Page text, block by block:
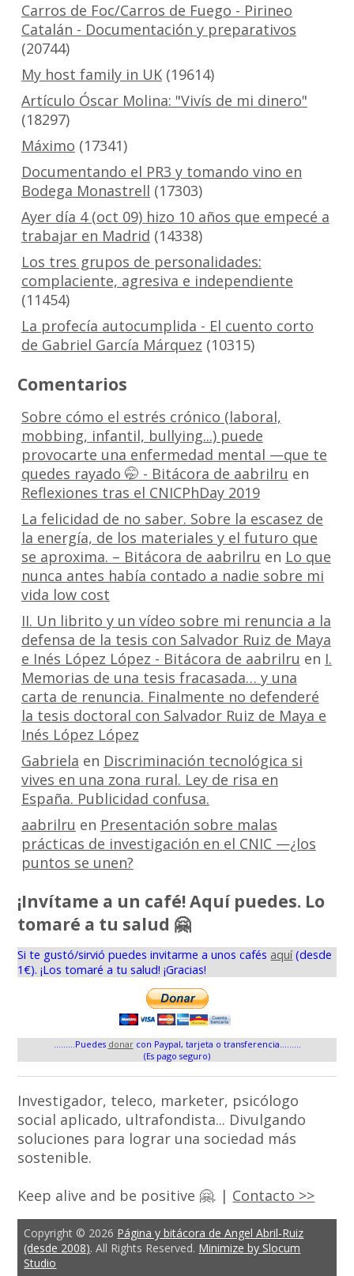
Carros de Foc/Carros de Fuego - Pirineo
Catalán - Documentación y preparativos
(20744)
My host family in UK(19614)
Artículo Óscar Molina: "Vivís de mi dinero"
(18297)
Máximo (17341)
Documentando el PR3 y tomando vino en
Bodega Monastrell (17303)
Ayer día 4 (oct 09) hizo 10 años que empecé a
trabajar en Madrid (14338)
Los tres grupos de personalidades:
complaciente, agresiva e independiente
(11454)
La profecía autocumplida - El cuento corto
de Gabriel García Márquez (10315)
Comentarios
Sobre cómo el estrés crónico (laboral,
mobbing, infantil, bullying...) puede
provocarte una enfermedad mental —que te
quedes rayado 🤭 - Bitácora de aabrilru en
Reflexiones tras el CNICPhDay 2019
La felicidad de no saber. Sobre la escasez de
la energía, de los materiales y el futuro que
se aproxima. – Bitácora de aabrilru en Lo que
nunca antes había contado a nadie sobre mi
vida low cost
II. Un librito y un vídeo sobre mi renuncia a la
defensa de la tesis con Salvador Ruiz de Maya
e Inés López López - Bitácora de aabrilru en I.
Memorias de una tesis fracasada… y una
carta de renuncia. Finalmente no defenderé
la tesis doctoral con Salvador Ruiz de Maya e
Inés López López
Gabriela en Discriminación tecnológica si
vives en una zona rural. Ley de risa en
España. Publicidad confusa.
aabrilru en Presentación sobre malas
prácticas de investigación en el CNIC —¿los
puntos se unen?
¡Invítame a un café! Aquí puedes. Lo
tomaré a tu salud 🤗
Si te gustó/sirvió puedes invitarme a unos cafés aquí(desde
1€). ¡Los tomaré a tu salud! ¡Gracias!
.........Puedes donarcon Paypal, tarjeta o transferencia.........
(Es pago seguro)
Investigador, teleco, marketer, psicólogo
social aplicado, ultrafondista... Divulgando
soluciones para lograr una sociedad más
sostenible.
Keep alive and be positive 🤗. | Contacto >>
Copyright © 2026 Página y bitácora de Angel Abril-Ruiz
(desde 2008). All Rights Reserved. Minimize by Slocum
Studio